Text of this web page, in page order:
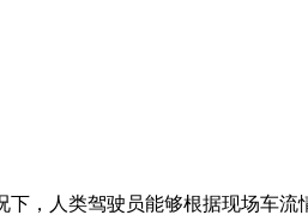
，人类驾驶员能够根据现场车流